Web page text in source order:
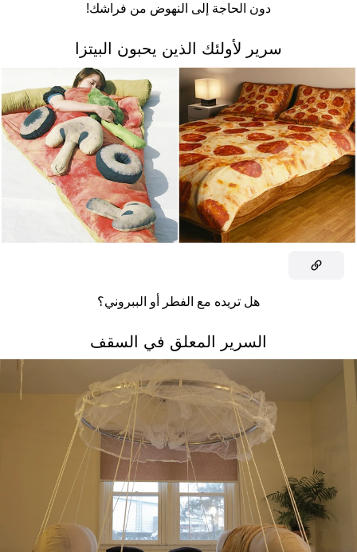
دون الحاجة إلى النهوض من فراشك!
سرير لأولئك الذين يحبون البيتزا
هل تريده مع الفطر أو الببروني؟
السرير المعلق في السقف